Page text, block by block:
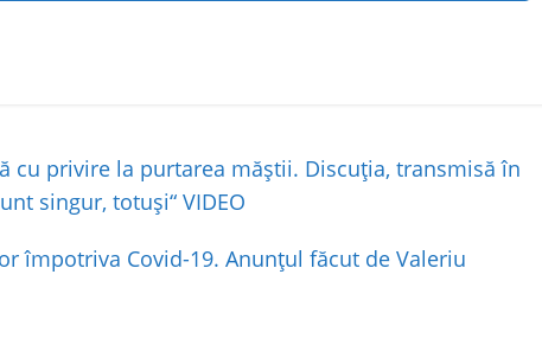
cu privire la purtarea măştii. Discuţia, transmisă în
singur, totuşi“ VIDEO
împotriva Covid-19. Anunțul făcut de Valeriu